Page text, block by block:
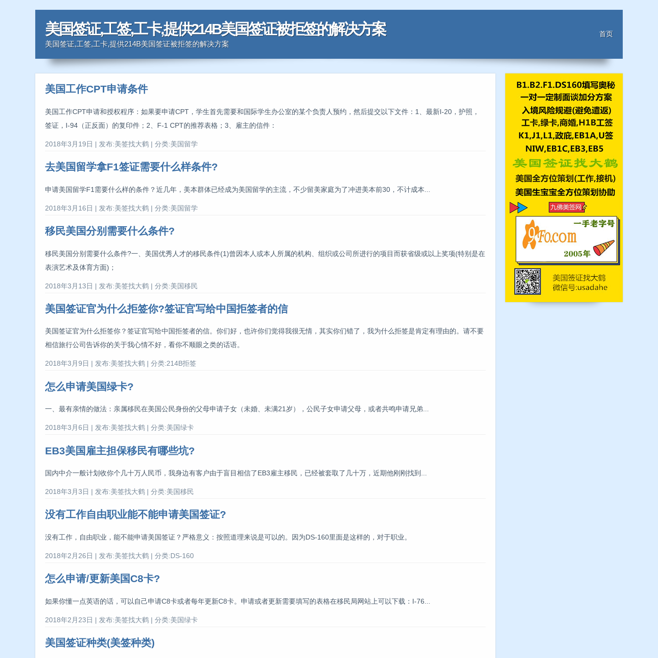
美国签证,工签,工卡,提供214B美国签证被拒签的解决方案
美国签证,工签,工卡,提供214B美国签证被拒签的解决方案
首页
美国工作CPT申请条件
美国工作CPT申请和授权程序：如果要申请CPT，学生首先需要和国际学生办公室的某个负责人预约，然后提交以下文件：1、最新I-20，护照，
签证，I-94（正反面）的复印件；2、F-1 CPT的推荐表格；3、雇主的信件：
2018年3月19日 | 发布:美签找大鹤 | 分类:美国留学
去美国留学拿F1签证需要什么样条件?
申请美国留学F1需要什么样的条件？近几年，美本群体已经成为美国留学的主流，不少留美家庭为了冲进美本前30，不计成本...
2018年3月16日 | 发布:美签找大鹤 | 分类:美国留学
移民美国分别需要什么条件?
移民美国分别需要什么条件?一、美国优秀人才的移民条件(1)曾因本人或本人所属的机构、组织或公司所进行的项目而获省级或以上奖项(特别是在
表演艺术及体育方面)；
2018年3月13日 | 发布:美签找大鹤 | 分类:美国移民
美国签证官为什么拒签你?签证官写给中国拒签者的信
美国签证官为什么拒签你？签证官写给中国拒签者的信。你们好，也许你们觉得我很无情，其实你们错了，我为什么拒签是肯定有理由的。请不要
相信旅行公司告诉你的关于我心情不好，看你不顺眼之类的话语。
2018年3月9日 | 发布:美签找大鹤 | 分类:214B拒签
怎么申请美国绿卡?
一、最有亲情的做法：亲属移民在美国公民身份的父母申请子女（未婚、未满21岁），公民子女申请父母，或者共鸣申请兄弟...
2018年3月6日 | 发布:美签找大鹤 | 分类:美国绿卡
EB3美国雇主担保移民有哪些坑?
国内中介一般计划收你个几十万人民币，我身边有客户由于盲目相信了EB3雇主移民，已经被套取了几十万，近期他刚刚找到...
2018年3月3日 | 发布:美签找大鹤 | 分类:美国移民
没有工作自由职业能不能申请美国签证?
没有工作，自由职业，能不能申请美国签证？严格意义：按照道理来说是可以的。因为DS-160里面是这样的，对于职业。
2018年2月26日 | 发布:美签找大鹤 | 分类:DS-160
怎么申请/更新美国C8卡?
如果你懂一点英语的话，可以自己申请C8卡或者每年更新C8卡。申请或者更新需要填写的表格在移民局网站上可以下载：I-76...
2018年2月23日 | 发布:美签找大鹤 | 分类:美国绿卡
美国签证种类(美签种类)